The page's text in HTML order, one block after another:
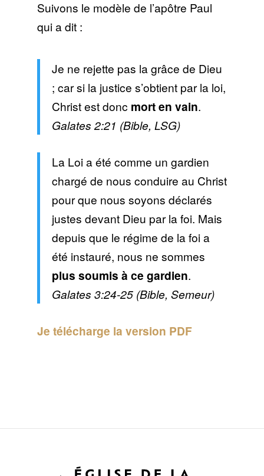
Suivons le modèle de l’apôtre Paul
qui a dit :
Je ne rejette pas la grâce de Dieu
; car si la justice s’obtient par la loi,
Christ est donc mort en vain.
Galates 2:21 (Bible, LSG)
La Loi a été comme un gardien
chargé de nous conduire au Christ
pour que nous soyons déclarés
justes devant Dieu par la foi. Mais
depuis que le régime de la foi a
été instauré, nous ne sommes
plus soumis à ce gardien.
Galates 3:24-25 (Bible, Semeur)
Je télécharge la version PDF